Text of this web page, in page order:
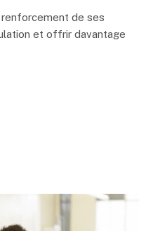
renforcement de ses
et offrir davantage